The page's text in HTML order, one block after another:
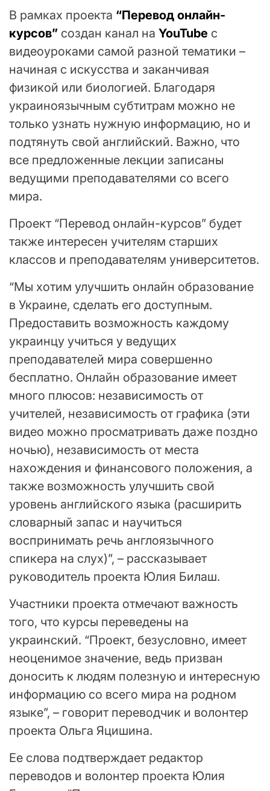
В рамках проекта “Перевод онлайн-
курсов” создан канал на YouTube с
видеоуроками самой разной тематики –
начиная с искусства и заканчивая
физикой или биологией. Благодаря
украиноязычным субтитрам можно не
только узнать нужную информацию, но и
подтянуть свой английский. Важно, что
все предложенные лекции записаны
ведущими преподавателями со всего
мира.
Проект “Перевод онлайн-курсов” будет
также интересен учителям старших
классов и преподавателям университетов.
“Мы хотим улучшить онлайн образование
в Украине, сделать его доступным.
Предоставить возможность каждому
украинцу учиться у ведущих
преподавателей мира совершенно
бесплатно. Онлайн образование имеет
много плюсов: независимость от
учителей, независимость от графика (эти
видео можно просматривать даже поздно
ночью), независимость от места
нахождения и финансового положения, а
также возможность улучшить свой
уровень английского языка (расширить
словарный запас и научиться
воспринимать речь англоязычного
спикера на слух)”, – рассказывает
руководитель проекта Юлия Билаш.
Участники проекта отмечают важность
того, что курсы переведены на
украинский. “Проект, безусловно, имеет
неоценимое значение, ведь призван
доносить к людям полезную и интересную
информацию со всего мира на родном
языке”, – говорит переводчик и волонтер
проекта Ольга Яцишина.
Ее слова подтверждает редактор
переводов и волонтер проекта Юлия